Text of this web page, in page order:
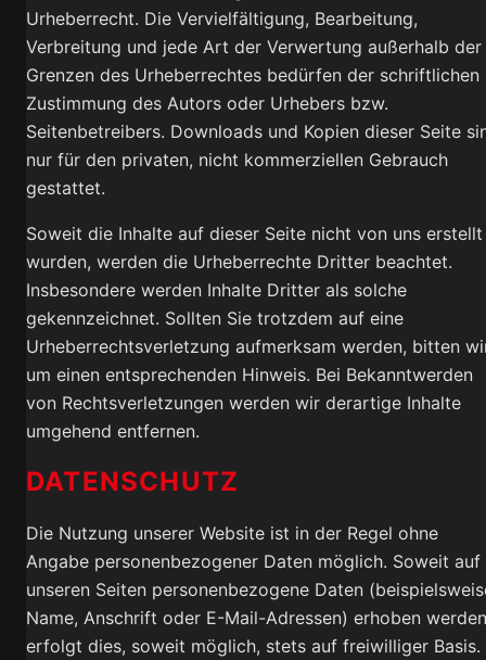
Urheberrecht. Die Vervielfältigung, Bearbeitung,
Verbreitung und jede Art der Verwertung außerhalb der
Grenzen des Urheberrechtes bedürfen der schriftlichen
Zustimmung des Autors oder Urhebers bzw.
Seitenbetreibers. Downloads und Kopien dieser Seite
nur für den privaten, nicht kommerziellen Gebrauch
gestattet.
Soweit die Inhalte auf dieser Seite nicht von uns erstellt
wurden, werden die Urheberrechte Dritter beachtet.
Insbesondere werden Inhalte Dritter als solche
gekennzeichnet. Sollten Sie trotzdem auf eine
Urheberrechtsverletzung aufmerksam werden, bitten
um einen entsprechenden Hinweis. Bei Bekanntwerden
von Rechtsverletzungen werden wir derartige Inhalte
umgehend entfernen.
DATENSCHUTZ
Die Nutzung unserer Website ist in der Regel ohne
Angabe personenbezogener Daten möglich. Soweit auf
unseren Seiten personenbezogene Daten
Name, Anschrift oder E-Mail-Adressen) erhoben
erfolgt dies, soweit möglich, stets auf freiwilliger Basis.